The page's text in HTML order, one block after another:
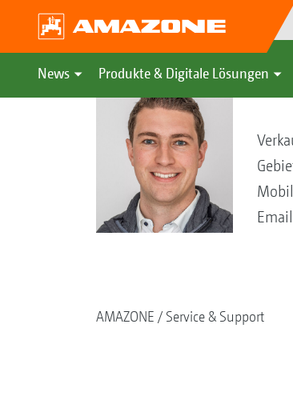
News Produkte & Digitale Lösungen
AMAZONE Service & Support